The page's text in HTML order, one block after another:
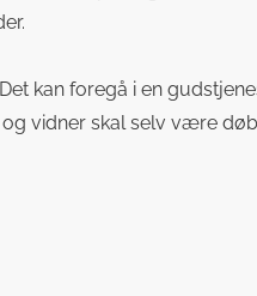
kan foregå i en
vidner skal selv være